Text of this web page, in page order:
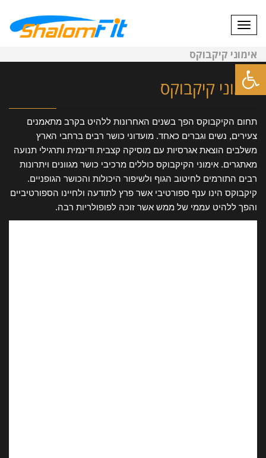
פתח סרגל נגישות
תפריט
אימוני קיקבוקס
אימוני קיקבוקס
תחום הקיקבוקס הפך בשנים האחרונות ללהיט בקרב מתאמנים
צעירים, נשים וגברים כאחד. מועדוני כושר רבים ברחבי הארץ
משלבים הוצאת אגרסיות עם מוסיקה קצבית ודינמית ותרגילי תנועה
מאתגרים. אימוני הקיקבוקס כוללים מרכיבי כושר מגוונים ויתרונות
רבים התורמים לחיטוב הגוף ולשיפור היכולות והכושר הגופניים.
קיקבוקס הינו ענף ספורטיבי אשר פרץ לתודעה ולחיינו הספורטיביים
והפך ללהיט עממי של ממש אשר זוכה לפופולריות רבה.